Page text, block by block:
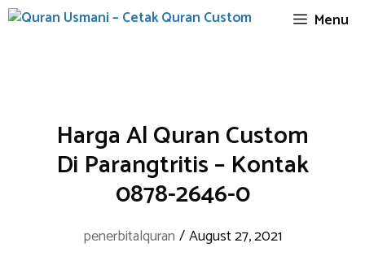
Skip
Menu
Harga Al Quran Custom
Di Parangtritis – Kontak
0878-2646-0
penerbitalquran /August 27, 2021